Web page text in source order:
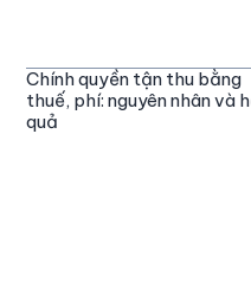
Chính quyền tận thu bằng
thuế, phí: nguyên nhân và
quả